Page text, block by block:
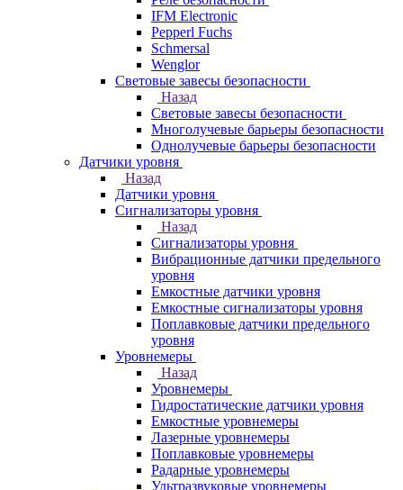
IFM Electronic
Pepperl Fuchs
Schmersal
Wenglor
Световые завесы безопасности
Назад
Световые завесы безопасности
Многолучевые барьеры безопасности
Однолучевые барьеры безопасности
Датчики уровня
Назад
Датчики уровня
Сигнализаторы уровня
Назад
Сигнализаторы уровня
Вибрационные датчики предельного
уровня
Емкостные датчики уровня
Емкостные сигнализаторы уровня
Поплавковые датчики предельного
уровня
Уровнемеры
Назад
Уровнемеры
Гидростатические датчики уровня
Емкостные уровнемеры
Лазерные уровнемеры
Поплавковые уровнемеры
Радарные уровнемеры
Ультразвуковые уровнемеры